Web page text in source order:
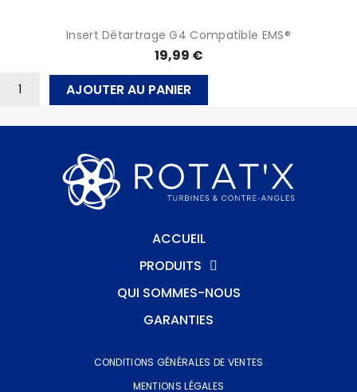
Insert Détartrage G4 Compatible EMS®
19,99 €
AJOUTER AU PANIER
ACCUEIL
PRODUITS
QUI SOMMES-NOUS
GARANTIES
MENTIONS LÉGALES
CONDITIONS GÉNÉRALES DE VENTES